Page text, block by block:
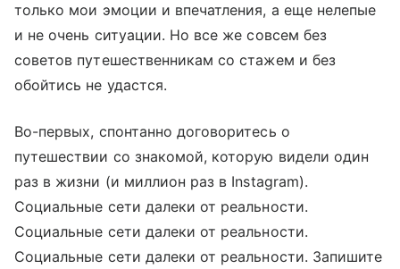
только мои эмоции и впечатления, а еще нелепые
и не очень ситуации. Но все же совсем без
советов путешественникам со стажем и без
обойтись не удастся.
Во-первых, спонтанно договоритесь о
путешествии со знакомой, которую видели один
раз в жизни (и миллион раз в Instagram).
Социальные сети далеки от реальности.
Социальные сети далеки от реальности.
Социальные сети далеки от реальности. Запишите